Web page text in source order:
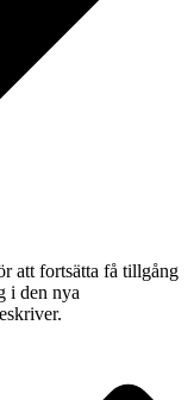
att fortsätta få tillgång
i den nya